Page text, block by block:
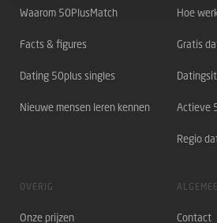
Waarom 50PlusMatch
Facts & figures
Dating 50plus singles
Nieuwe mensen leren kennen
Hoe
Gratis
Actieve
Regio
OVERIG
Onze prijzen Contact